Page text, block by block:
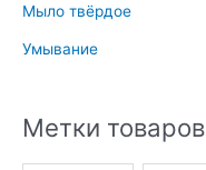
Мыло твёрдое
Умывание
Метки товаров